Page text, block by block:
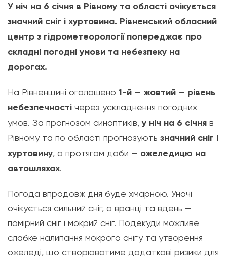
У ніч на 6 січня в Рівному та області очікується
значний сніг і хуртовина. Рівненський обласний
центр з гідрометеорології попереджає про
складні погодні умови та небезпеку на
дорогах.
На Рівненщині оголошено 1-й — жовтий — рівень
небезпечності через ускладнення погодних
умов. За прогнозом синоптиків,у ніч на 6 січня в
Рівному та по області прогнозують значний сніг і
хуртовину, а протягом доби — ожеледицю на
автошляхах.
Погода впродовж дня буде хмарною. Уночі
очікується сильний сніг, а вранці та вдень —
помірний сніг і мокрий сніг. Подекуди можливе
слабке налипання мокрого снігу та утворення
ожеледі, що створюватиме додаткові ризики для